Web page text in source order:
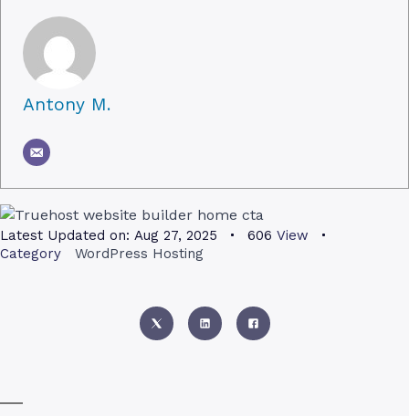
Antony M.
Latest Updated on: Aug 27, 2025 606 View
Category
WordPress Hosting